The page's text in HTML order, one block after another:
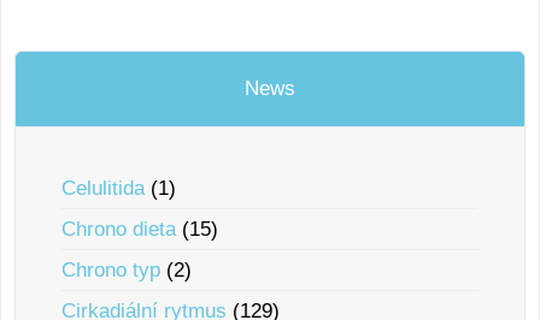
News
Celulitida(1)
Chrono dieta(15)
Chrono typ (2)
Cirkadiální rytmus (129)